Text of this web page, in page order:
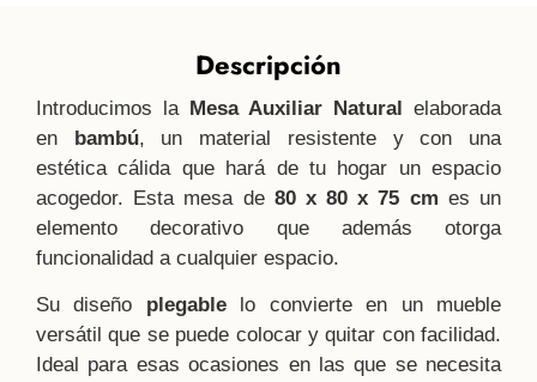
Descripción
Introducimos la Mesa Auxiliar Natural elaborada
en bambú, un material resistente y con una
estética cálida que hará de tu hogar un espacio
acogedor. Esta mesa de 80 x 80 x 75 cm es un
elemento decorativo que además otorga
funcionalidad a cualquier espacio.
Su diseño plegablelo convierte en un mueble
versátil que se puede colocar y quitar con facilidad.
Ideal para esas ocasiones en las que se necesita